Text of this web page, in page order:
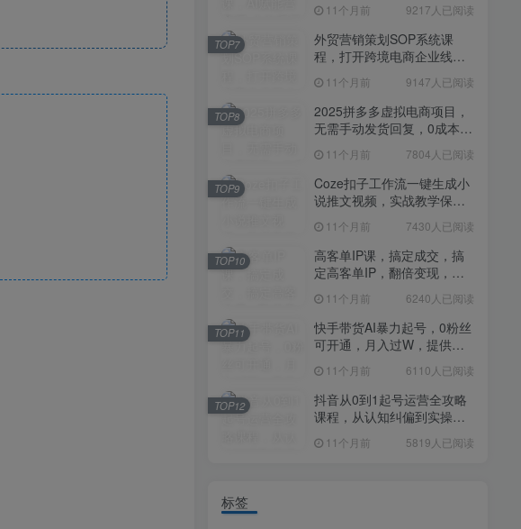
快手带货AI暴力起号，0粉丝
可开通，月入过W，提供账
号就行，适合普通人的懒人
项目【揭秘】
11个月前 6110人已阅读
抖音从0到1起号运营全攻略
课程，从认知纠偏到实操落
地，高效起号变现
11个月前 5819人已阅读
11个月前 9217人已阅读
外贸营销策划SOP系统课
程，打开跨境电商企业线上
11个月前 9147人已阅读
TOP7
2025拼多多虚拟电商项目，
无需手动发货回复，0成本，
11个月前 7804人已阅读
TOP8
Coze扣子工作流一键生成小
说推文视频，实战教学保姆
11个月前 7430人已阅读
TOP9
高客单IP课，搞定成交，搞
定高客单IP，翻倍变现，轻
11个月前 6240人已阅读
TOP10
快手带货AI暴力起号，0粉丝
可开通，月入过W，提供账
项目【揭秘】
11个月前 6110人已阅读
TOP11
抖音从0到1起号运营全攻略
课程，从认知纠偏到实操落
11个月前 5819人已阅读
TOP12
标签